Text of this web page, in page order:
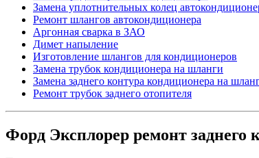
Замена уплотнительных колец
Ремонт шлангов автокондиционера
Аргонная сварка в ЗАО
Димет напыление
Изготовление шлангов для кондиционеров
Замена трубок кондиционера на шланги
Замена заднего контура кондиционера на
Ремонт трубок заднего отопителя
Форд Эксплорер ремонт заднего